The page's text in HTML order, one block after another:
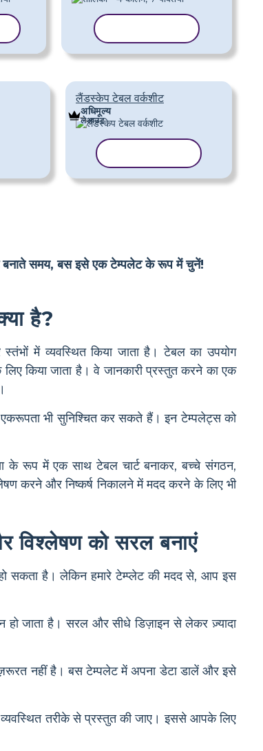
लैंडस्केप टेबल वर्कशीट
अधिमूल्य
लेआउट
बनाते समय, बस इसे एक टेम्पलेट के रूप में चुनें!
है?
में व्यवस्थित किया जाता है। टेबल का उपयोग
किया जाता है। वे जानकारी प्रस्तुत करने का एक
भी सुनिश्चित कर सकते हैं। इन टेम्पलेट्स को
के रूप में एक साथ टेबल चार्ट बनाकर, बच्चे संगठन,
करने और निष्कर्ष निकालने में मदद करने के लिए भी
विश्लेषण को सरल बनाएं
सकता है। लेकिन हमारे टेम्प्लेट की मदद से, आप इस
जाता है। सरल और सीधे डिज़ाइन से लेकर ज़्यादा
नहीं है। बस टेम्पलेट में अपना डेटा डालें और इसे
तरीके से प्रस्तुत की जाए। इससे आपके लिए